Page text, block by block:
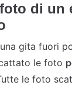
di un
gita fuori
le foto
le foto